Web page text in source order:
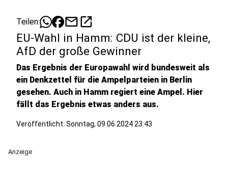
Teilen: mailopen_in_new
EU-Wahl in Hamm: CDU ist der kleine,
AfD der große Gewinner
Das Ergebnis der Europawahl wird bundesweit als
ein Denkzettel für die Ampelparteien in Berlin
gesehen. Auch in Hamm regiert eine Ampel. Hier
fällt das Ergebnis etwas anders aus.
Veröffentlicht: Sonntag, 09.06.2024 23:43
Anzeige